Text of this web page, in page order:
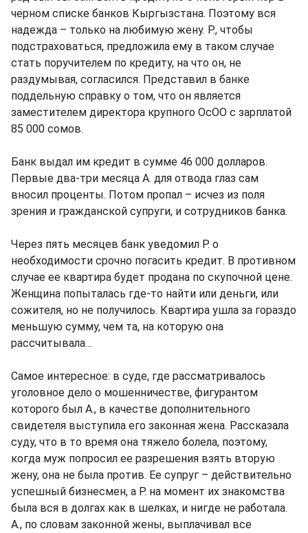
черном списке банков Кыргызстана. Поэтому вся
надежда – только на любимую жену. Р., чтобы
подстраховаться, предложила ему в таком случае
стать поручителем по кредиту, на что он, не
раздумывая, согласился. Представил в банке
поддельную справку о том, что он является
заместителем директора крупного ОсОО с зарплатой
85 000 сомов.
Банк выдал им кредит в сумме 46 000 долларов.
Первые два-три месяца А. для отвода глаз сам
вносил проценты. Потом пропал – исчез из поля
зрения и гражданской супруги, и сотрудников банка.
Через пять месяцев банк уведомил Р. о
необходимости срочно погасить кредит. В противном
случае ее квартира будет продана по скупочной цене.
Женщина попыталась где-то найти или деньги, или
сожителя, но не получилось. Квартира ушла за гораздо
меньшую сумму, чем та, на которую она
рассчитывала…
Самое интересное: в суде, где рассматривалось
уголовное дело о мошенничестве, фигурантом
которого был А., в качестве дополнительного
свидетеля выступила его законная жена. Рассказала
суду, что в то время она тяжело болела, поэтому,
когда муж попросил ее разрешения взять вторую
жену, она не была против. Ее супруг – действительно
успешный бизнесмен, а Р. на момент их знакомства
была вся в долгах как в шелках, и нигде не работала.
А., по словам законной жены, выплачивал все